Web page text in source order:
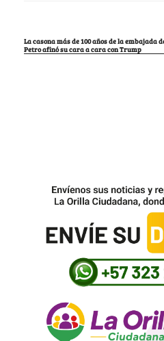
La casona más de 100 años de la embajada
Petro afinó su cara a cara con Trump